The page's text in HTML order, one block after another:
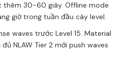
thêm 30-60 giây. Offline mode
giờ trong tuần đầu cày level.
waves trước Level 15. Material
NLAW Tier 2 mới push waves